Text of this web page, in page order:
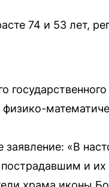
74 и 53 лет,
физико-
заявление: «В
и